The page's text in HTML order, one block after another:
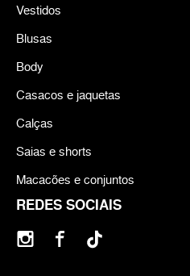
REDES SOCIAIS
Vestidos
Blusas
Body
Casacos e jaquetas
Calças
Saias e shorts
Macacões e conjuntos